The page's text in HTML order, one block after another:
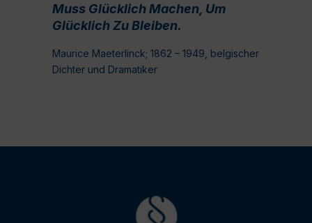
Muss Glücklich Machen, Um
Glücklich Zu Bleiben.
Maurice Maeterlinck; 1862 – 1949, belgischer
Dichter und Dramatiker